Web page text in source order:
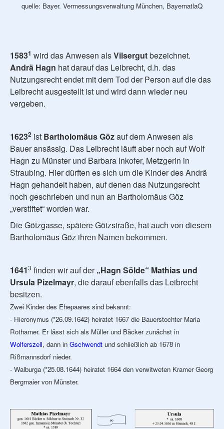
quelle: Bayer. Vermessungsverwaltung München, BayernatlaQ
15831 wird das Anwesen alsVilsergutbezeichnet.
Andrä Hagn hat darauf das Leibrecht, d.h. das
Nutzungsrecht endet mit dem Tod der Person auf die das
Leibrecht ausgestellt ist und wird dann wieder neu
vergeben.
16232 ist Bartholomäus Gözauf dem Anwesen als
Bauer ansässig. Das Leibrecht läuft aber noch auf Wolf
Hagn zu Münster und Barbara Inkofer, Metzgerin in
Straubing. Hier dürften es sich um die Kinder des Andrä
Hagn gehandelt haben, auf denen das Nutzungsrecht
noch geschrieben und nun an Bartholomäus Göz
„verstiftet“ worden war.
Die Götzgasse, spätere Götzstraße, hat auch von diesem
Bartholomäus Göz ihren Namen bekommen.
16413 finden wir auf der„Hagn Sölde“ Mathias und
Ursula Pizelmayr, die darauf ebenfalls das Leibrecht
besitzen.
Zwei Kinder des Ehepaares sind bekannt:
- Hieronymus (*26.09.1642) heiratet 1667 die Bauerstochter Maria
Rothamer. Er lässt sich als Müller und Bäcker zunächst in
Wolferszell, dann in Gschwendt und schließlich ab 1678 in
Rißmannsdorf nieder.
- Walburga (*25.08.1644) heiratet 1664 den verwitweten Kramer Georg
Bergmaier von Münster.